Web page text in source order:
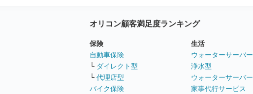
オリコン顧客満足度ランキング
保険
自動車保険
└ ダイレクト型
└ 代理店型
バイク保険
生活
ウォーターサーバー
浄水型
ウォーターサーバー
家事代行サービス